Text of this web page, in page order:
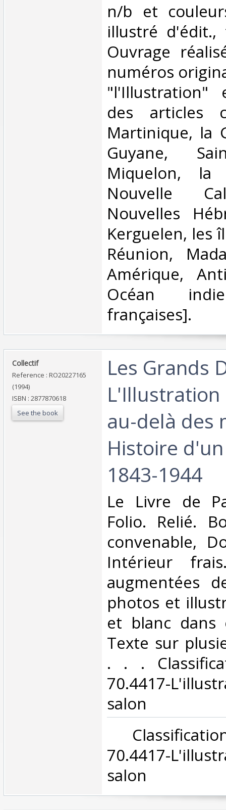
n/b et
illustré
Ouvrage
numéros
"l'Illustration"
des articles
Martinique, la
Guyane,
Miquelon, la
Nouvelle
Nouvelles
Kerguelen, les
Réunion,
Amérique,
Océan
françaises].‎
‎Collectif‎
Reference : RO20227165
(1994)
ISBN : 2877870618
See the book
‎Les Grands
L'Illustration
au-delà des
Histoire
1843-1944‎
‎Le Livre de
Folio. Relié.
convenable,
Intérieur
augmentées
photos et
et blanc
Texte sur
. . .
70.4417-
salon‎
70.4417-
salon‎